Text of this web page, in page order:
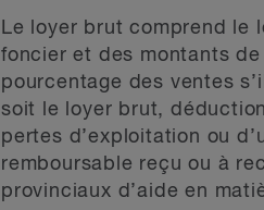
Le loyer brut comprend le
foncier et des montants
pourcentage des ventes
soit le loyer brut,
pertes d’exploitation ou
remboursable reçu ou à
provinciaux d’aide en